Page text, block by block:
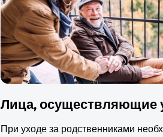
Лица, осуществляющие
При уходе за родственниками